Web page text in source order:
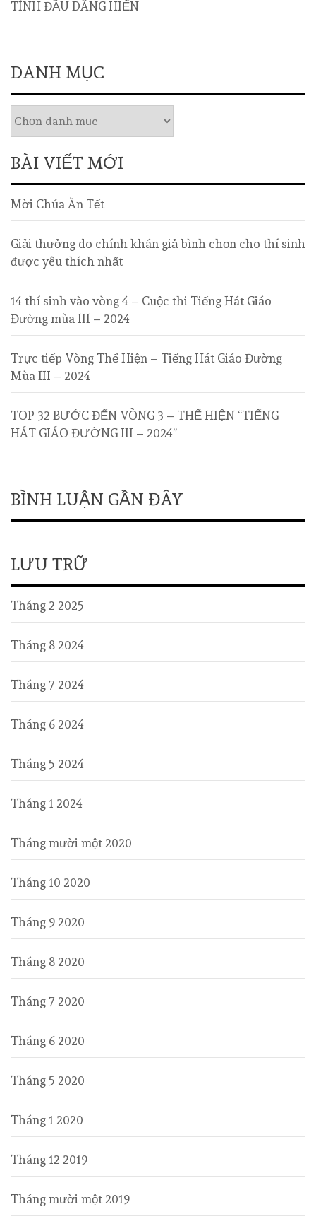
TÌNH ĐẦU DÂNG HIẾN
DANH MỤC
BÀI VIẾT MỚI
Mời Chúa Ăn Tết
Giải thưởng do chính khán giả bình chọn cho thí sinh
được yêu thích nhất
14 thí sinh vào vòng 4 – Cuộc thi Tiếng Hát Giáo
Đường mùa III – 2024
Trực tiếp Vòng Thể Hiện – Tiếng Hát Giáo Đường
Mùa III – 2024
TOP 32 BƯỚC ĐẾN VÒNG 3 – THỂ HIỆN “TIẾNG
HÁT GIÁO ĐƯỜNG III – 2024”
BÌNH LUẬN GẦN ĐÂY
LƯU TRỮ
Tháng 2 2025
Tháng 8 2024
Tháng 7 2024
Tháng 6 2024
Tháng 5 2024
Tháng 1 2024
Tháng mười một 2020
Tháng 10 2020
Tháng 9 2020
Tháng 8 2020
Tháng 7 2020
Tháng 6 2020
Tháng 5 2020
Tháng 1 2020
Tháng 12 2019
Tháng mười một 2019